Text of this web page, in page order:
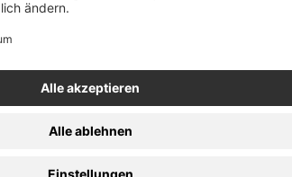
Schnellansicht